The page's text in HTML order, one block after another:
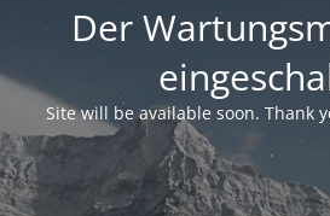
Der
Site will be available soon. Thank